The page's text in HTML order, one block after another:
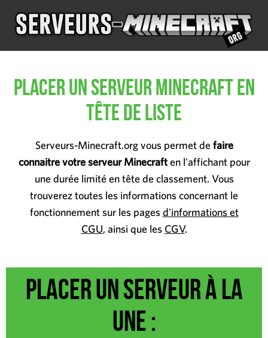
Placer un serveur Minecraft en
tête de liste
Serveurs-Minecraft.org vous permet defaire
connaitre votre serveur Minecraften l'affichant pour
une durée limité en tête de classement. Vous
trouverez toutes les informations concernant le
fonctionnement sur les pagesd'informations et
CGU, ainsi que les CGV.
Placer un serveur à la
une :